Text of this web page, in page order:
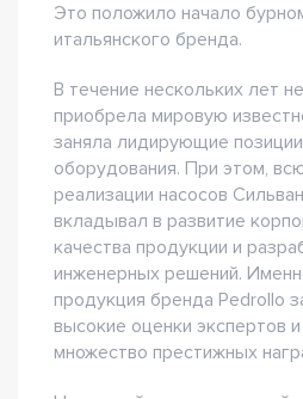
Это положило начало
итальянского бренда.
В течение нескольких лет
приобрела мировую
заняла лидирующие
оборудования. При этом,
реализации насосов
вкладывал в развитие
качества продукции и
инженерных решений.
продукция бренда Pedrollo
высокие оценки экспертов
множество престижных